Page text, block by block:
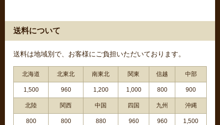
送料について
送料は地域別で、お客様にご負担いただいております。
北海道 北東北 南東北 関東 信越 中部
1,500 960 1,200 1,000 800 900
北陸 関西 中国 四国 九州 沖縄
800 800 880 960 960 1,500